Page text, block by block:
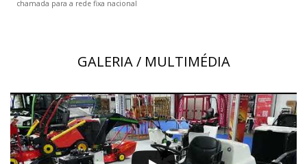
chamada para a rede fixa nacional
GALERIA / MULTIMÉDIA